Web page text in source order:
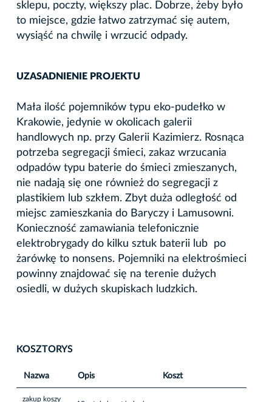
sklepu, poczty, większy plac. Dobrze, żeby było
to miejsce, gdzie łatwo zatrzymać się autem,
wysiąść na chwilę i wrzucić odpady.
UZASADNIENIE PROJEKTU
Mała ilość pojemników typu eko-pudełko w
Krakowie, jedynie w okolicach galerii
handlowych np. przy Galerii Kazimierz. Rosnąca
potrzeba segregacji śmieci, zakaz wrzucania
odpadów typu baterie do śmieci zmieszanych,
nie nadają się one również do segregacji z
plastikiem lub szkłem. Zbyt duża odległość od
miejsc zamieszkania do Baryczy i Lamusowni.
Konieczność zamawiania telefonicznie
elektrobrygady do kilku sztuk baterii lub po
żarówkę to nonsens. Pojemniki na elektrośmieci
powinny znajdować się na terenie dużych
osiedli, w dużych skupiskach ludzkich.
KOSZTORYS
Nazwa Opis Koszt
zakup koszy